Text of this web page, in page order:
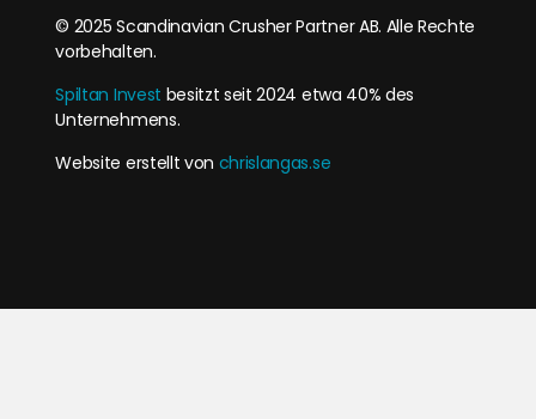
© 2025 Scandinavian Crusher Partner AB. Alle Rechte
vorbehalten.
Spiltan Invest besitzt seit 2024 etwa 40% des
Unternehmens.
Website erstellt von chrislangas.se